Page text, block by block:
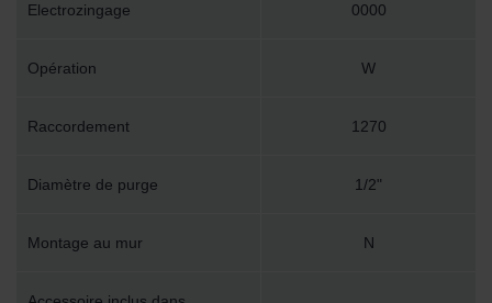
Electrozingage 0000
Opération W
Raccordement 1270
Diamètre de purge 1/2"
Montage au mur N